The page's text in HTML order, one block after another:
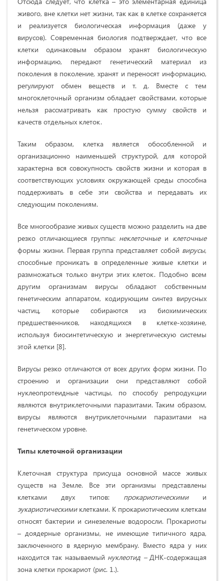
живого, вне клетки нет жизни, так как в клетке сохраняется
и реализуется биологическая информация (даже у
вирусов). Современная биология подтверждает, что все
клетки одинаковым образом хранят биологическую
информацию, передают генетический материал из
поколения в поколение, хранят и переносят информацию,
регулируют обмен веществ и т. д. Вместе с тем
многоклеточный организм обладает свойствами, которые
нельзя рассматривать как простую сумму свойств и
качеств отдельных клеток.
Таким образом, клетка является обособленной и
организационно наименьшей структурой, для которой
характерна вся совокупность свойств жизни и которая в
соответствующих условиях окружающей среды способна
поддерживать в себе эти свойства и передавать их
следующим поколениям.
Все многообразие живых существ можно разделить на две
резко отличающиеся группы: неклеточныеи клеточные
формы жизни. Первая группа представляет собой вирусы,
способные проникать в определенные живые клетки и
размножаться только внутри этих клеток. Подобно всем
другим организмам вирусы обладают собственным
генетическим аппаратом, кодирующим синтез вирусных
частиц, которые собираются из биохимических
предшественников, находящихся в клетке-хозяине,
используя биосинтетическую и энергетическую системы
этой клетки [8].
Вирусы резко отличаются от всех других форм жизни. По
строению и организации они представляют собой
нуклеопротеидные частицы, по способу репродукции
являются внутриклеточными паразитами. Таким образом,
вирусы являются внутриклеточными паразитами на
генетическом уровне.
Типы клеточной организации
Клеточная структура присуща основной массе живых
существ на Земле. Все эти организмы представлены
клетками двух типов: прокариотическимии
эукариотическимиклетками. К прокариотическим клеткам
относят бактерии и синезеленые водоросли. Прокариоты
– доядерные организмы, не имеющие типичного ядра,
заключенного в ядерную мембрану. Вместо ядра у них
находится так называемый нуклеотид – ДНК-содержащая
зона клетки прокариот (рис. 1.).